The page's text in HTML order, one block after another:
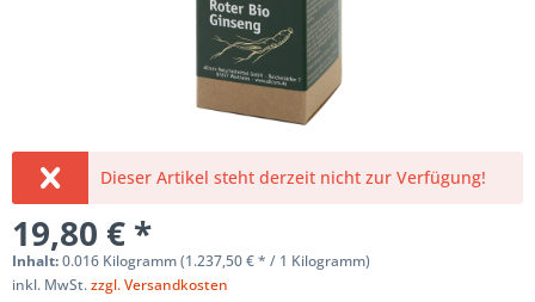
Dieser Artikel steht derzeit nicht zur Verfügung!
19,80 € *
Inhalt:0.016 Kilogramm (1.237,50 € * / 1 Kilogramm)
inkl. MwSt.zzgl. Versandkosten